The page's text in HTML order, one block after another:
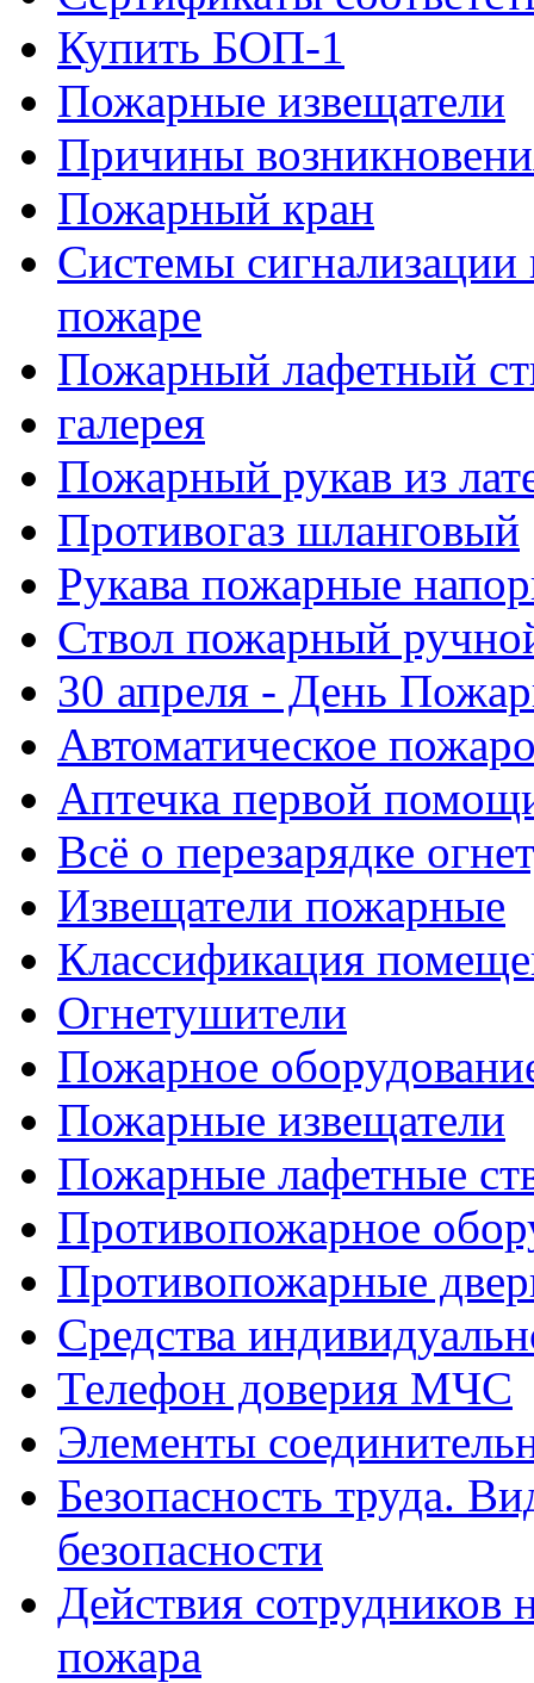
Купить БОП-1
Пожарные извещатели
Причины
Пожарный кран
Системы
пожаре
Пожарный лафетный
галерея
Пожарный рукав из
Противогаз шланговый
Рукава пожарные
Ствол пожарный
30 апреля - День
Автоматическое
Аптечка первой
Всё о перезарядке
Извещатели пожарные
Классификация
Огнетушители
Пожарное
Пожарные извещатели
Пожарные лафетные
Противопожарное
Противопожарные
Средства
Телефон доверия МЧС
Элементы
Безопасность труда.
безопасности
Действия сотрудников
пожара